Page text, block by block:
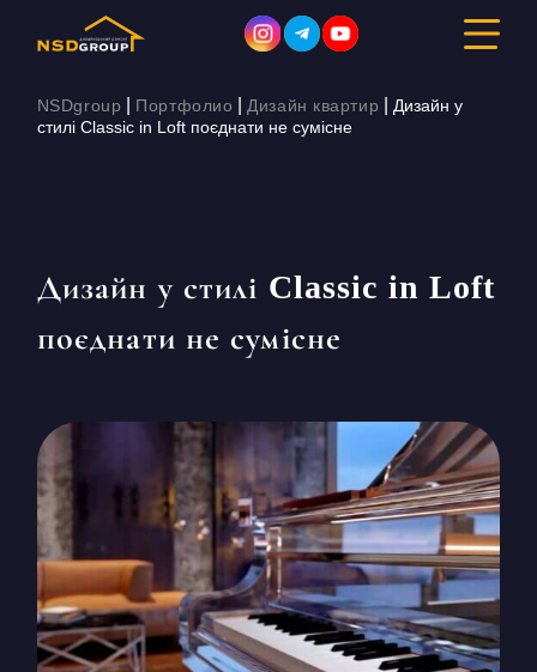
БУДІВНИЦТВО
ПОРТФОЛІО
ВАРТІСТЬ
ПРО КОМПАНІЮ
КОНТАКТИ
БЛОГ
UK RU
NSDgroup Портфолио Дизайн квартир
Дизайн у
стилі Classic in Loft поєднати не сумісне
Дизайн у стилі Classic in Loft
поєднати не сумісне